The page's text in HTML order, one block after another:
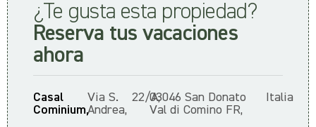
¿Te gusta esta propiedad?
Reserva tus vacaciones
ahora
Casal
Cominium,
Via S.
Andrea,
22/A,03046 San Donato
Val di Comino FR,
Italia